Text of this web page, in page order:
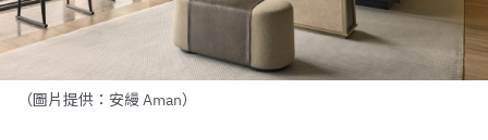
（圖片提供：安縵 Aman）